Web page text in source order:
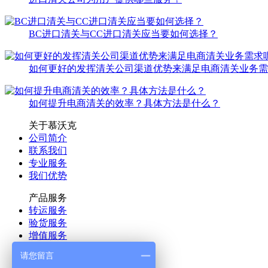
BC进口清关与CC进口清关应当要如何选择？
如何更好的发挥清关公司渠道优势来满足电商清关业务
如何提升电商清关的效率？具体方法是什么？
关于慕沃克
公司简介
联系我们
专业服务
我们优势
产品服务
转运服务
验货服务
增值服务
请您留言